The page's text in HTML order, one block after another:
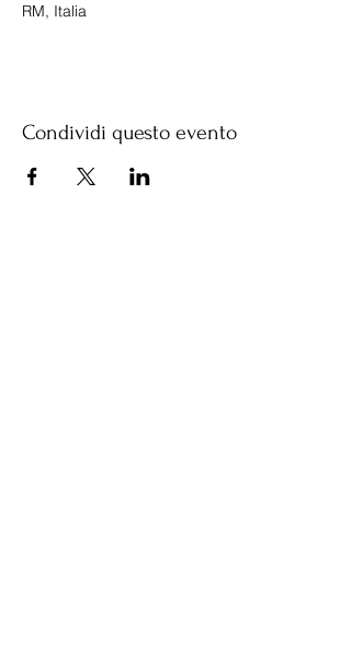
RM, Italia
Condividi questo evento